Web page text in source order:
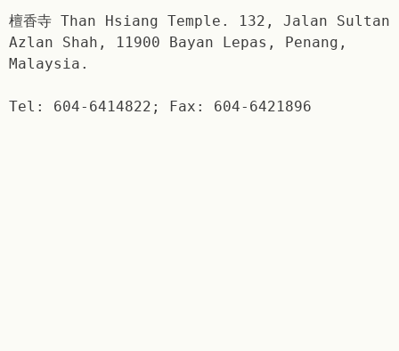
檀香寺 Than Hsiang Temple. 132, Jalan Sultan
Azlan Shah, 11900 Bayan Lepas, Penang,
Malaysia.
Tel: 604-6414822; Fax: 604-6421896